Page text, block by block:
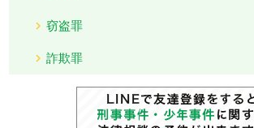
窃盗罪
詐欺罪